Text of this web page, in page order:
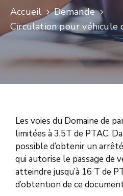
PROPRIÉTAIRES
NOUS
CONTACTER
Accueil
Demande
Circulation pour véhicule
Les voies du Domaine de
limitées à 3,5T de PTAC.
possible d’obtenir un
qui autorise le passage de
atteindre jusqu’à 16 T de
d’obtention de ce